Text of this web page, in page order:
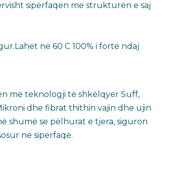
sipërfaqen me strukturën e saj
në 60 C 100% i fortë ndaj
me teknologji të shkëlqyer Suff,
dhe fibrat thithin vajin dhe ujin
shumë se pëlhurat e tjera, siguron
në sipërfaqe.